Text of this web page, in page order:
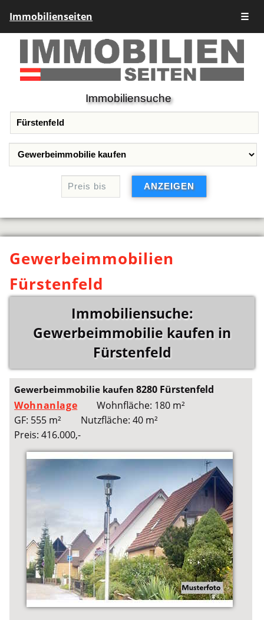
Immobilienseiten ☰
Immobiliensuche
Gewerbeimmobilien
Fürstenfeld
Immobiliensuche:
Gewerbeimmobilie kaufen in
Fürstenfeld
Gewerbeimmobilie kaufen8280 Fürstenfeld
Wohnanlage
Wohnfläche: 180 m²
GF: 555 m²
Nutzfläche: 40 m²
Preis: 416.000,-